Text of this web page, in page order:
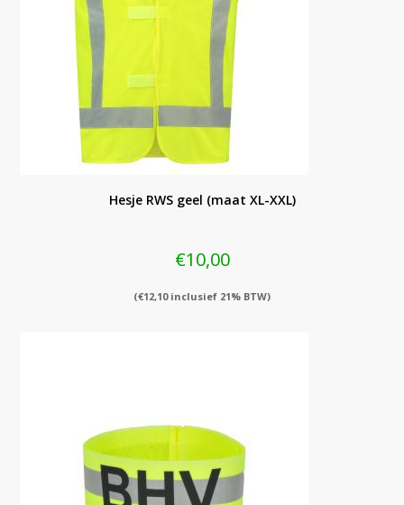
Hesje RWS geel (maat XL-XXL)
€10,00
(€12,10inclusief 21% BTW)